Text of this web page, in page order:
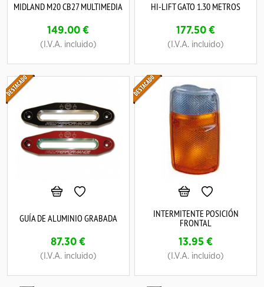
MIDLAND M20 CB27 MULTIMEDIA
149.00 €
(I.V.A. incluido)
HI-LIFT GATO 1.30 METROS
177.50 €
(I.V.A. incluido)
GUÍA DE ALUMINIO GRABADA
87.30 €
(I.V.A. incluido)
INTERMITENTE POSICIÓN
FRONTAL
13.95 €
(I.V.A. incluido)